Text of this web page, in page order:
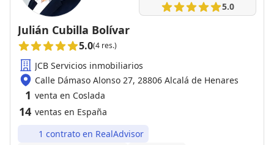
5.0
Julián Cubilla Bolívar
5.0(4 res.)
JCB Servicios inmobiliarios
Calle Dámaso Alonso 27, 28806 Alcalá de Henares
1 venta en Coslada
14 ventas en España
1 contrato en RealAdvisor